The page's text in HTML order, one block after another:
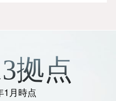
拠点
1月時点